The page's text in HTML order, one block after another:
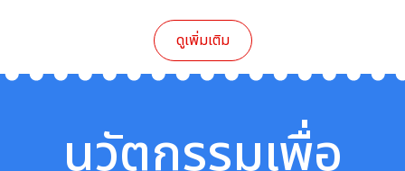
ดูเพิ่มเติม
นวัตกรรมเพื่อ